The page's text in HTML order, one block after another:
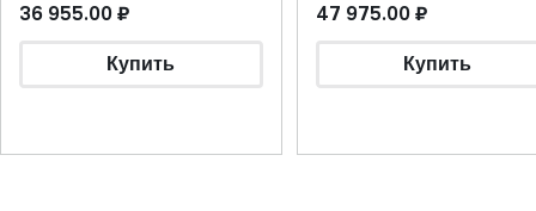
36 955.00 ₽ 47 975.00 ₽